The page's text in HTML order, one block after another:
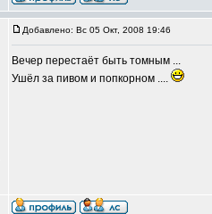
Добавлено: Вс 05 Окт, 2008 19:46
Вечер перестаёт быть томным ...
Ушёл за пивом и попкорном ....